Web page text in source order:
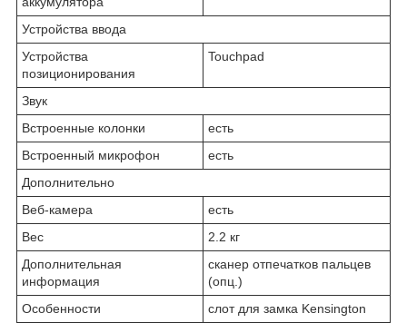
Устройства ввода
Устройства
позиционирования
Touchpad
Звук
Встроенные колонки
есть
Встроенный микрофон
есть
Дополнительно
Веб-камера
есть
Вес
2.2 кг
Дополнительная
информация
сканер отпечатков пальцев
(опц.)
Особенности
слот для замка Kensington